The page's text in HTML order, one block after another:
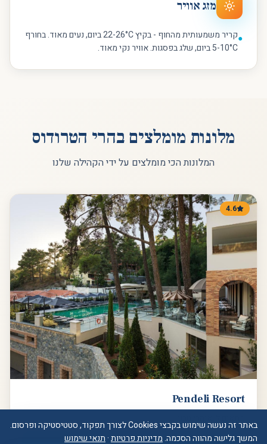
מזג אוויר
●
קריר משמעותית מהחוף - בקיץ 22-26°C ביום, נעים מאוד. בחורף
5-10°C ביום, שלג בפסגות. אוויר נקי מאוד.
מלונות מומלצים בהרי הטרודוס
המלונות הכי מומלצים על ידי הקהילה שלנו
4.6
Pendeli Resort
באתר זה נעשה שימוש בקבצי Cookies לצורך תפקוד, סטטיסטיקה ופרסום.
המשך גלישה מהווה הסכמה.מדיניות פרטיות·תנאי שימוש